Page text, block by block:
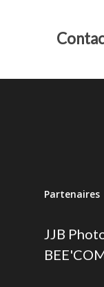
Partenaires
JJB